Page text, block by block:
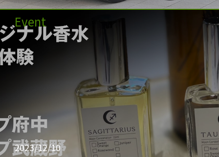
Event
2023/12/10